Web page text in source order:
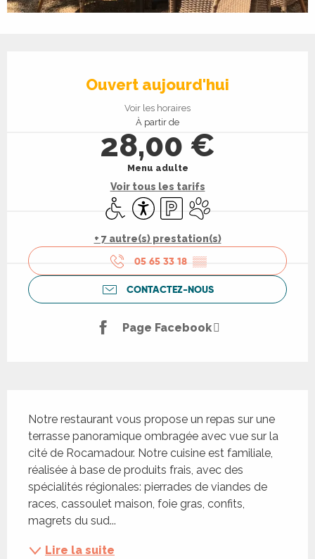
Ouvert aujourd'hui
Voir les horaires
À partir de
28,00 €
Menu adulte
Voir tous les tarifs
Accès handicapés
Accessibilité
ParkingAnimaux acceptés
+ 7 autre(s) prestation(s)
05 65 33 18 ▒▒
CONTACTEZ-NOUS
Page Facebook
Notre restaurant vous propose un repas sur une
terrasse panoramique ombragée avec vue sur la
cité de Rocamadour. Notre cuisine est familiale,
réalisée à base de produits frais, avec des
spécialités régionales: pierrades de viandes de
races, cassoulet maison, foie gras, confits,
magrets du sud...
Lire la suite